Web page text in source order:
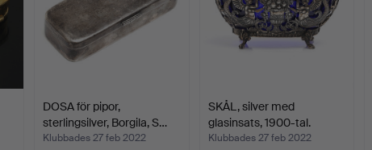
DOSA för pipor,
sterlingsilver, Borgila, S…
Klubbades 27 feb 2022
SKÅL, silver med
glasinsats, 1900-tal.
Klubbades 27 feb 2022